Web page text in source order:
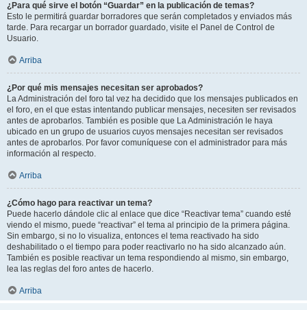
¿Para qué sirve el botón “Guardar” en la publicación de temas?
Esto le permitirá guardar borradores que serán completados y enviados más
tarde. Para recargar un borrador guardado, visite el Panel de Control de
Usuario.
Arriba
¿Por qué mis mensajes necesitan ser aprobados?
La Administración del foro tal vez ha decidido que los mensajes publicados en
el foro, en el que estas intentando publicar mensajes, necesiten ser revisados
antes de aprobarlos. También es posible que La Administración le haya
ubicado en un grupo de usuarios cuyos mensajes necesitan ser revisados
antes de aprobarlos. Por favor comuníquese con el administrador para más
información al respecto.
Arriba
¿Cómo hago para reactivar un tema?
Puede hacerlo dándole clic al enlace que dice “Reactivar tema” cuando esté
viendo el mismo, puede “reactivar” el tema al principio de la primera página.
Sin embargo, si no lo visualiza, entonces el tema reactivado ha sido
deshabilitado o el tiempo para poder reactivarlo no ha sido alcanzado aún.
También es posible reactivar un tema respondiendo al mismo, sin embargo,
lea las reglas del foro antes de hacerlo.
Arriba